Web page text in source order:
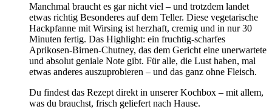
Manchmal braucht es gar nicht viel – und trotzdem landet
etwas richtig Besonderes auf dem Teller. Diese vegetarische
Hackpfanne mit Wirsing ist herzhaft, cremig und in nur 30
Minuten fertig. Das Highlight: ein fruchtig-scharfes
Aprikosen-Birnen-Chutney, das dem Gericht eine unerwartete
und absolut geniale Note gibt. Für alle, die Lust haben, mal
etwas anderes auszuprobieren – und das ganz ohne Fleisch.
Du findest das Rezept direkt in unserer Kochbox – mit allem,
was du brauchst, frisch geliefert nach Hause.